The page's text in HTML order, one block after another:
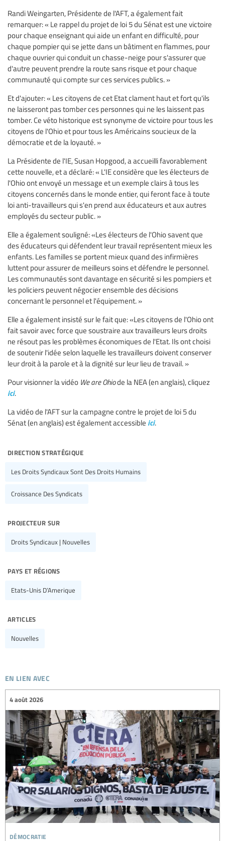
Randi Weingarten, Présidente de l'AFT, a également fait
remarquer: « Le rappel du projet de loi 5 du Sénat est une victoire
pour chaque enseignant qui aide un enfant en difficulté, pour
chaque pompier qui se jette dans un bâtiment en flammes, pour
chaque ouvrier qui conduit un chasse-neige pour s'assurer que
d'autre peuvent prendre la route sans risque et pour chaque
communauté qui compte sur ces services publics. »
Et d'ajouter: « Les citoyens de cet Etat clament haut et fort qu'ils
ne laisseront pas tomber ces personnes qui ne les laissent pas
tomber. Ce véto historique est synonyme de victoire pour tous les
citoyens de l'Ohio et pour tous les Américains soucieux de la
démocratie et de la loyauté. »
La Présidente de l'IE, Susan Hopgood, a accueilli favorablement
cette nouvelle, et a déclaré: « L'IE considère que les électeurs de
l'Ohio ont envoyé un message et un exemple clairs à tous les
citoyens concernés dans le monde entier, qui feront face à toute
loi anti-travailleurs qui s'en prend aux éducateurs et aux autres
employés du secteur public. »
Elle a également souligné: «Les électeurs de l'Ohio savent que
des éducateurs qui défendent leur travail représentent mieux les
enfants. Les familles se portent mieux quand des infirmières
luttent pour assurer de meilleurs soins et défendre le personnel.
Les communautés sont davantage en sécurité si les pompiers et
les policiers peuvent négocier ensemble des décisions
concernant le personnel et l'équipement. »
Elle a également insisté sur le fait que: «Les citoyens de l'Ohio ont
fait savoir avec force que soustraire aux travailleurs leurs droits
ne résout pas les problèmes économiques de l'Etat. Ils ont choisi
de soutenir l'idée selon laquelle les travailleurs doivent conserver
leur droit à la parole et à la dignité sur leur lieu de travail. »
Pour visionner la vidéo We are Ohiode la NEA (en anglais), cliquez
ici.
La vidéo de l'AFT sur la campagne contre le projet de loi 5 du
Sénat (en anglais) est également accessible ici.
direction stratégique
Les Droits Syndicaux Sont Des Droits Humains
Croissance Des Syndicats
projecteur sur
Droits Syndicaux | Nouvelles
pays et régions
Etats-Unis D’Amerique
articles
Nouvelles
en lien avec
démocratie
4 août 2026